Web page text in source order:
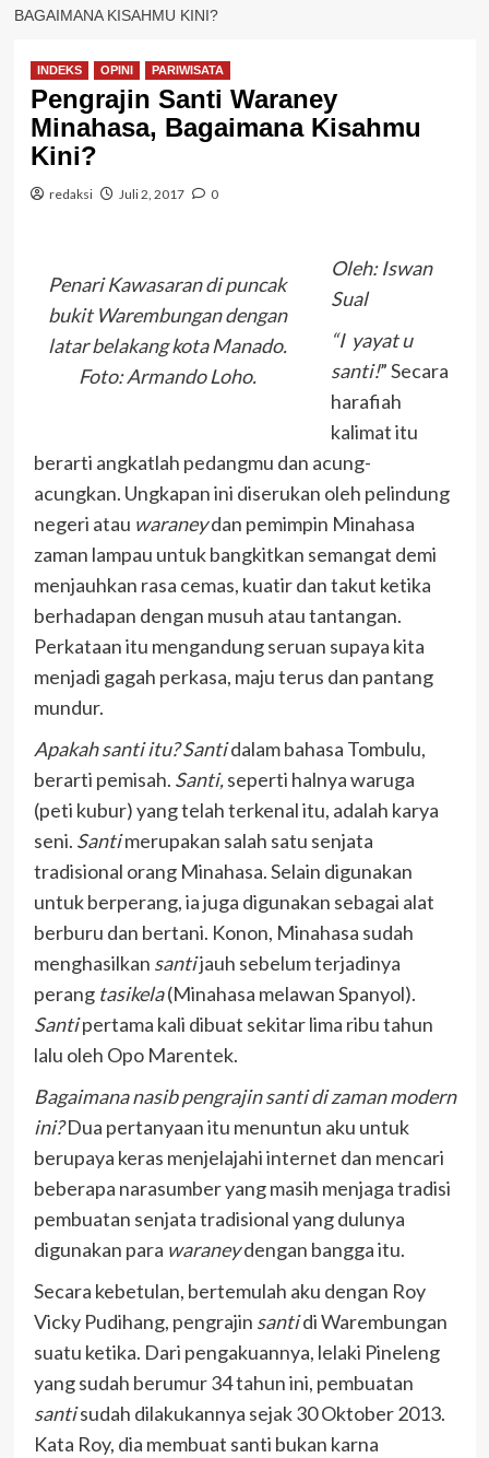
BAGAIMANA KISAHMU KINI?
INDEKS OPINI PARIWISATA
Pengrajin Santi Waraney
Minahasa, Bagaimana Kisahmu
Kini?
redaksi Juli 2, 2017 0
Penari Kawasaran di puncak
bukit Warembungan dengan
latar belakang kota Manado.
Foto: Armando Loho.
Oleh: Iswan
Sual
“I yayat u
santi!” Secara
harafiah
kalimat itu
berarti angkatlah pedangmu dan acung-
acungkan. Ungkapan ini diserukan oleh pelindung
negeri atau waraneydan pemimpin Minahasa
zaman lampau untuk bangkitkan semangat demi
menjauhkan rasa cemas, kuatir dan takut ketika
berhadapan dengan musuh atau tantangan.
Perkataan itu mengandung seruan supaya kita
menjadi gagah perkasa, maju terus dan pantang
mundur.
Apakah santi itu? Santidalam bahasa Tombulu,
berarti pemisah. Santi,seperti halnya waruga
(peti kubur) yang telah terkenal itu, adalah karya
seni. Santimerupakan salah satu senjata
tradisional orang Minahasa. Selain digunakan
untuk berperang, ia juga digunakan sebagai alat
berburu dan bertani. Konon, Minahasa sudah
menghasilkan santijauh sebelum terjadinya
perang tasikela(Minahasa melawan Spanyol).
Santipertama kali dibuat sekitar lima ribu tahun
lalu oleh Opo Marentek.
Bagaimana nasib pengrajin santi di zaman modern
ini?Dua pertanyaan itu menuntun aku untuk
berupaya keras menjelajahi internet dan mencari
beberapa narasumber yang masih menjaga tradisi
pembuatan senjata tradisional yang dulunya
digunakan para waraneydengan bangga itu.
Secara kebetulan, bertemulah aku dengan Roy
Vicky Pudihang, pengrajin santidi Warembungan
suatu ketika. Dari pengakuannya, lelaki Pineleng
yang sudah berumur 34 tahun ini, pembuatan
santisudah dilakukannya sejak 30 Oktober 2013.
Kata Roy, dia membuat santi bukan karna